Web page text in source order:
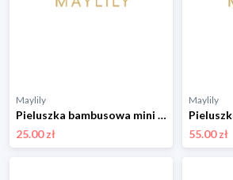
Maylily
Pieluszka bambusowa mini 25x25 - Rajskie ptaszki
25.00 zł
Maylily
55.00 zł